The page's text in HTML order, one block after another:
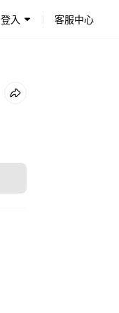
登入 客服中心